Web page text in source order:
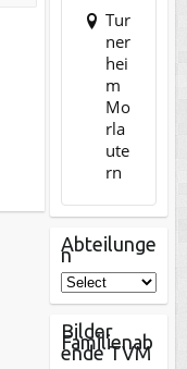
Tur
ner
hei
m
Mo
rla
ute
rn
Abteilunge
n
Bilder
Familienab
ende TVM